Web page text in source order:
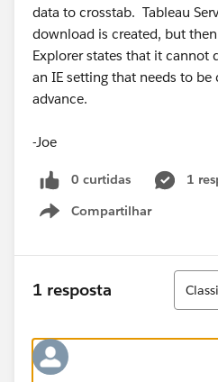
data to crosstab. Tableau
download is created, but
Explorer states that it
an IE setting that needs to
advance.
-Joe
0 curtidas
1
Compartilhar
Show menu
1 resposta